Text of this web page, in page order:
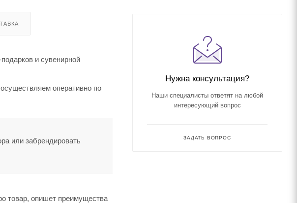
и сувенирной
оперативно по
или забрендировать
товар, опишет преимущества
Нужна консультация?
Наши специалисты ответят на любой
интересующий вопрос
ЗАДАТЬ ВОПРОС